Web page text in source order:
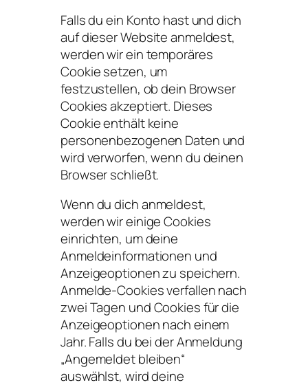
Falls du ein Konto hast und dich
auf dieser Website anmeldest,
werden wir ein temporäres
Cookie setzen, um
festzustellen, ob dein Browser
Cookies akzeptiert. Dieses
Cookie enthält keine
personenbezogenen Daten und
wird verworfen, wenn du deinen
Browser schließt.
Wenn du dich anmeldest,
werden wir einige Cookies
einrichten, um deine
Anmeldeinformationen und
Anzeigeoptionen zu speichern.
Anmelde-Cookies verfallen nach
zwei Tagen und Cookies für die
Anzeigeoptionen nach einem
Jahr. Falls du bei der Anmeldung
„Angemeldet bleiben“
auswählst, wird deine